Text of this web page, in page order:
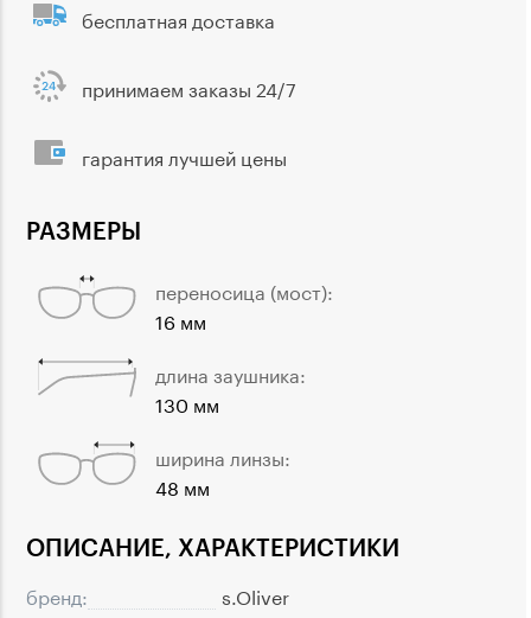
ОПИСАНИЕ, ХАРАКТЕРИСТИКИ
бренд:
s.Oliver
РАЗМЕРЫ
переносица (мост):
16 мм
длина заушника:
130 мм
ширина линзы:
48 мм
бесплатная доставка
принимаем заказы 24/7
гарантия лучшей цены